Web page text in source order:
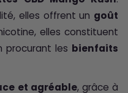
elles offrent un goût
elles constituent
procurant les bienfaits
et agréable, grâce à